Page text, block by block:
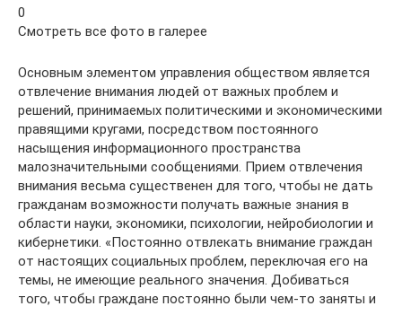
0
Смотреть все фото в галерее
Основным элементом управления обществом является
отвлечение внимания людей от важных проблем и
решений, принимаемых политическими и экономическими
правящими кругами, посредством постоянного
насыщения информационного пространства
малозначительными сообщениями. Прием отвлечения
внимания весьма существенен для того, чтобы не дать
гражданам возможности получать важные знания в
области науки, экономики, психологии, нейробиологии и
кибернетики. «Постоянно отвлекать внимание граждан
от настоящих социальных проблем, переключая его на
темы, не имеющие реального значения. Добиваться
того, чтобы граждане постоянно были чем-то заняты и